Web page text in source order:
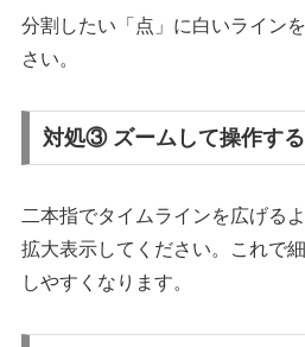
分割したい「点」に白いライン
さい。
対処③ ズームして操作する
二本指でタイムラインを広げる
拡大表示してください。これで
しやすくなります。